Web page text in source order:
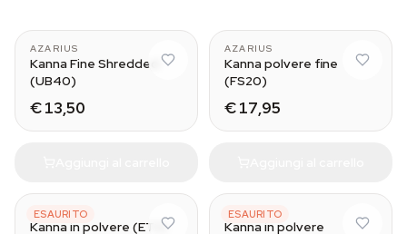
AZARIUS
Kanna Fine Shredded
(UB40)
€ 13,50
AZARIUS
Kanna polvere fine
(FS20)
€ 17,95
ESAURITO
AZARIUS
Kanna in polvere (ET2)
ESAURITO
AZARIUS
Kanna in polvere